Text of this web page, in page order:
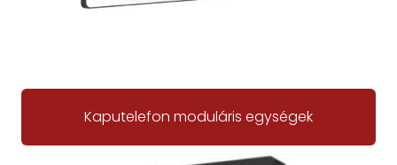
Kaputelefon moduláris egységek